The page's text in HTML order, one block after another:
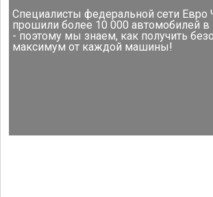
Специалисты федеральной сети Евро
прошили более 10 000 автомобилей в
- поэтому мы знаем, как получить
максимум от каждой машины!